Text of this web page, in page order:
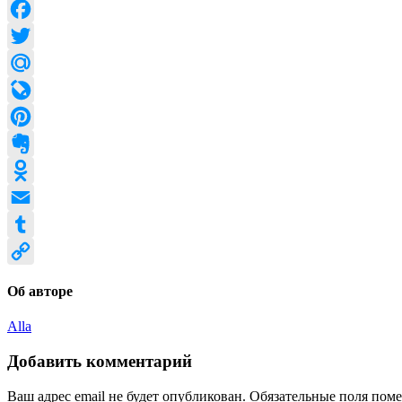
VK
Facebook
Twitter
Mail.Ru
LiveJournal
Pinterest
Evernote
Odnoklassniki
Email
Tumblr
Об авторе
Alla
Добавить комментарий
Ваш адрес email не будет опубликован. Обязательные поля